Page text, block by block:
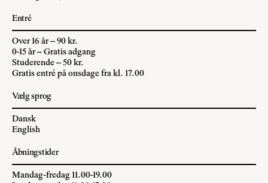
Entré
Over 16 år – 90 kr.
0-15 år – Gratis adgang
Studerende – 50 kr.
Gratis entré på onsdage fra kl. 17.00
Vælg sprog
Dansk
English
Åbningstider
Mandag-fredag 11.00-19.00